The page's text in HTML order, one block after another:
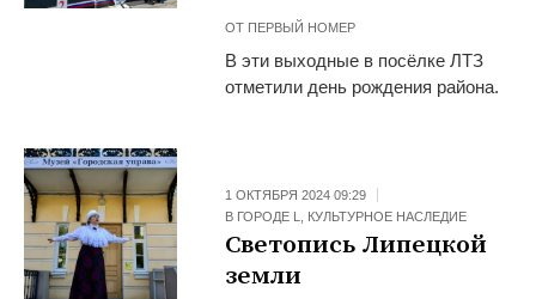
ОТ ПЕРВЫЙ НОМЕР
В эти выходные в посёлке ЛТЗ
отметили день рождения района.
1 ОКТЯБРЯ 2024 09:29
В ГОРОДЕ L, КУЛЬТУРНОЕ НАСЛЕДИЕ
Светопись Липецкой
земли